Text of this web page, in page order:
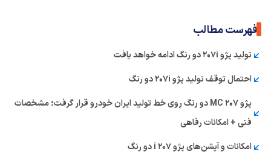
فهرست مطالب
تولید پژو 207i دو رنگ ادامه خواهد یافت
احتمال توقف تولید پژو 207i دو رنگ
پژو ۲۰۷ MC دو رنگ روی خط تولید ایران خودرو قرار گرفت؛ مشخصات
فنی + امکانات رفاهی
امکانات و آپشن‌های پژو ۲۰۷ i دو رنگ